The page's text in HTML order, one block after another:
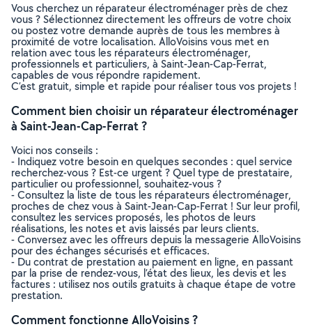
Vous cherchez un réparateur électroménager près de chez
vous ? Sélectionnez directement les offreurs de votre choix
ou postez votre demande auprès de tous les membres à
proximité de votre localisation. AlloVoisins vous met en
relation avec tous les réparateurs électroménager,
professionnels et particuliers, à Saint-Jean-Cap-Ferrat,
capables de vous répondre rapidement.
C’est gratuit, simple et rapide pour réaliser tous vos projets !
Comment bien choisir un réparateur électroménager
à Saint-Jean-Cap-Ferrat ?
Voici nos conseils :
- Indiquez votre besoin en quelques secondes : quel service
recherchez-vous ? Est-ce urgent ? Quel type de prestataire,
particulier ou professionnel, souhaitez-vous ?
- Consultez la liste de tous les réparateurs électroménager,
proches de chez vous à Saint-Jean-Cap-Ferrat ! Sur leur profil,
consultez les services proposés, les photos de leurs
réalisations, les notes et avis laissés par leurs clients.
- Conversez avec les offreurs depuis la messagerie AlloVoisins
pour des échanges sécurisés et efficaces.
- Du contrat de prestation au paiement en ligne, en passant
par la prise de rendez-vous, l’état des lieux, les devis et les
factures : utilisez nos outils gratuits à chaque étape de votre
prestation.
Comment fonctionne AlloVoisins ?